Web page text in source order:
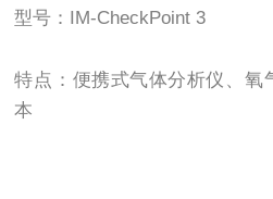
型号：IM-CheckPoint 3
特点：便携式气体分析仪、
本